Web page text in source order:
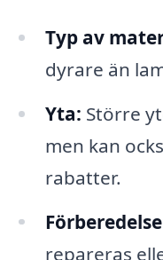
Typ av
dyrare än
Yta: Större
men kan
rabatter.
repareras